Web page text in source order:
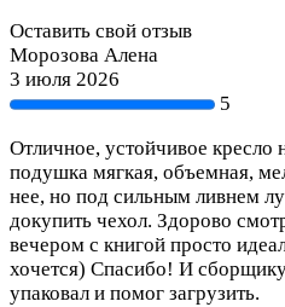
Оставить свой отзыв
Морозова Алена
3 июля 2026
5
Отличное, устойчивое кресло
подушка мягкая, объемная,
нее, но под сильным ливнем
докупить чехол. Здорово
вечером с книгой просто
хочется) Спасибо! И
упаковал и помог загрузить.